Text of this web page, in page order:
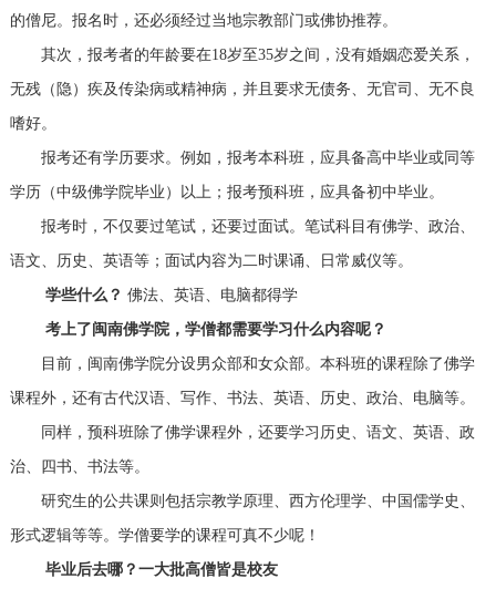
的僧尼。报名时，还必须经过当地宗教部门或佛协推荐。
其次，报考者的年龄要在18岁至35岁之间，没有婚姻恋爱关系，
无残（隐）疾及传染病或精神病，并且要求无债务、无官司、无不良
嗜好。
报考还有学历要求。例如，报考本科班，应具备高中毕业或同等
学历（中级佛学院毕业）以上；报考预科班，应具备初中毕业。
报考时，不仅要过笔试，还要过面试。笔试科目有佛学、政治、
语文、历史、英语等；面试内容为二时课诵、日常威仪等。
学些什么？ 佛法、英语、电脑都得学
考上了闽南佛学院，学僧都需要学习什么内容呢？
目前，闽南佛学院分设男众部和女众部。本科班的课程除了佛学
课程外，还有古代汉语、写作、书法、英语、历史、政治、电脑等。
同样，预科班除了佛学课程外，还要学习历史、语文、英语、政
治、四书、书法等。
研究生的公共课则包括宗教学原理、西方伦理学、中国儒学史、
形式逻辑等等。学僧要学的课程可真不少呢！
毕业后去哪？一大批高僧皆是校友